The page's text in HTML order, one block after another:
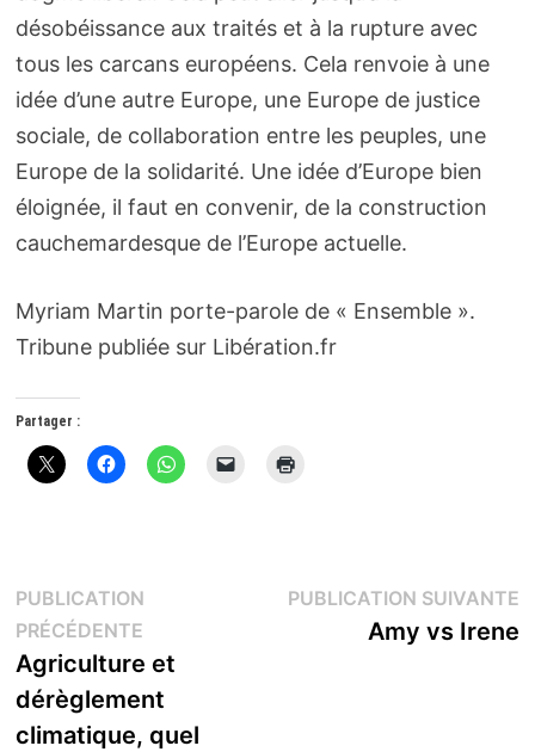
désobéissance aux traités et à la rupture avec
tous les carcans européens. Cela renvoie à une
idée d’une autre Europe, une Europe de justice
sociale, de collaboration entre les peuples, une
Europe de la solidarité. Une idée d’Europe bien
éloignée, il faut en convenir, de la construction
cauchemardesque de l’Europe actuelle.
Myriam Martin porte-parole de « Ensemble ».
Tribune publiée sur Libération.fr
Partager :
Navigation
de
l’article
PUBLICATION
PRÉCÉDENTEPublication
précédente :
Agriculture et
dérèglement
climatique, quel
PUBLICATION SUIVANTE
Amy vs Irene